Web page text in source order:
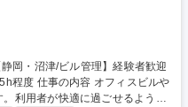
スビルや
利用者が快適に過ごせるよう環